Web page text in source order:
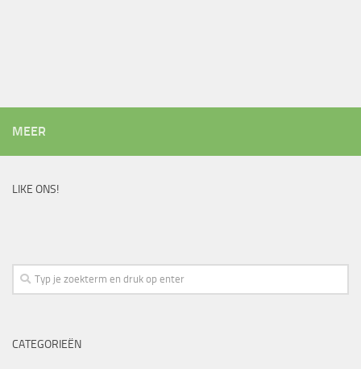
MEER
LIKE ONS!
CATEGORIEËN